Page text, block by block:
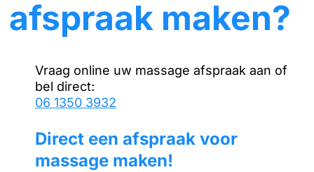
afspraak maken?
Vraag online uw massage afspraak aan of
bel direct:
06 1350 3932
Direct een afspraak voor
massage maken!